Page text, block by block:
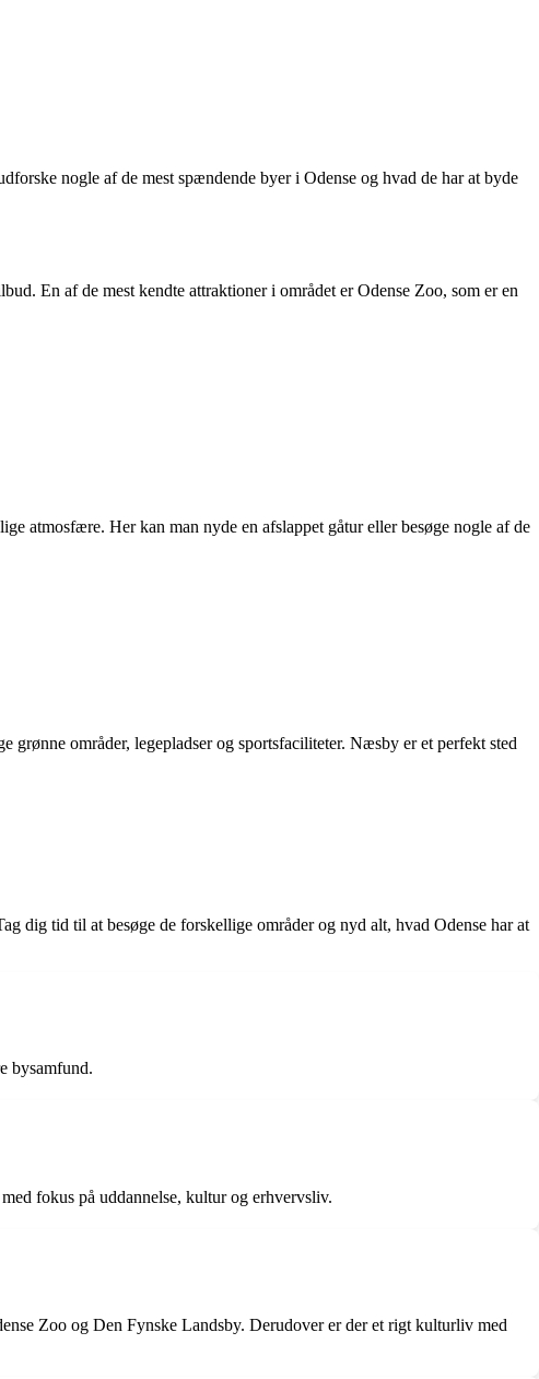
nogle af de mest spændende byer i Odense og hvad de har at byde
En af de mest kendte attraktioner i området er Odense Zoo, som er en
atmosfære. Her kan man nyde en afslappet gåtur eller besøge nogle af de
områder, legepladser og sportsfaciliteter. Næsby er et perfekt sted
dig tid til at besøge de forskellige områder og nyd alt, hvad Odense har at
bysamfund.
fokus på uddannelse, kultur og erhvervsliv.
Zoo og Den Fynske Landsby. Derudover er der et rigt kulturliv med